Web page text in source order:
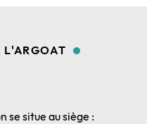
L'ARGOAT
se situe au siège :